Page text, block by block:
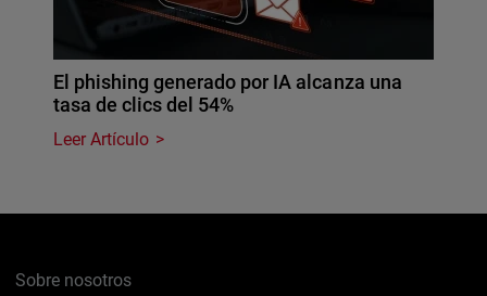
El phishing generado por IA alcanza una
tasa de clics del 54%
Leer Artículo
Sobre nosotros